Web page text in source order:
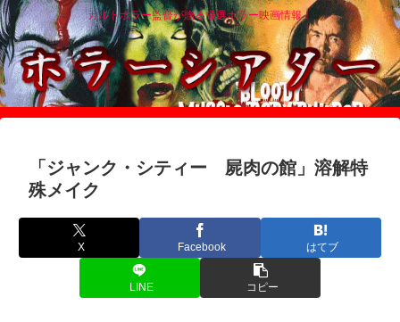
カルトホラー監督が贈る厳選ホラー映画情報！
「ジャンク・シティー 屍肉の館」溶解特
殊メイク
X Facebook はてブ
LINE コピー